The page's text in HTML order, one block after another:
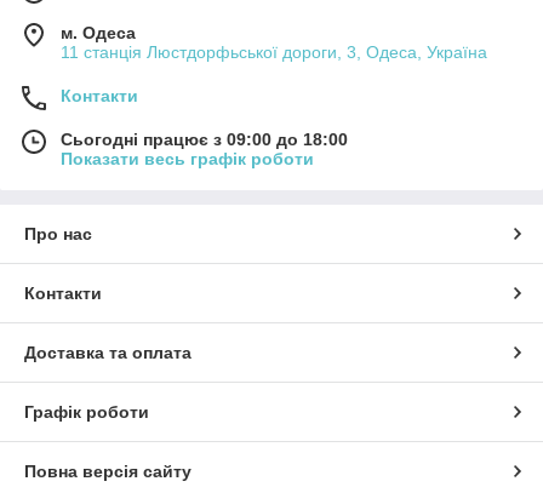
м. Одеса
11 станція Люстдорфьської дороги, 3, Одеса, Україна
Контакти
Сьогодні працює з 09:00 до 18:00
Показати весь графік роботи
Про нас
Контакти
Доставка та оплата
Графік роботи
Повна версія сайту